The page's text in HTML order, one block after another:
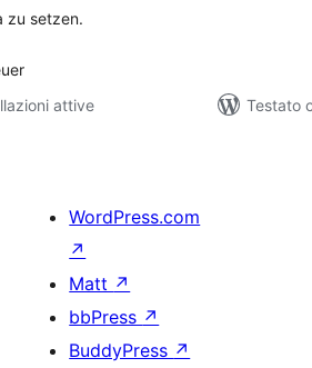
zu setzen.
attive
Testato
WordPress.com
↗
Matt ↗
bbPress ↗
BuddyPress ↗